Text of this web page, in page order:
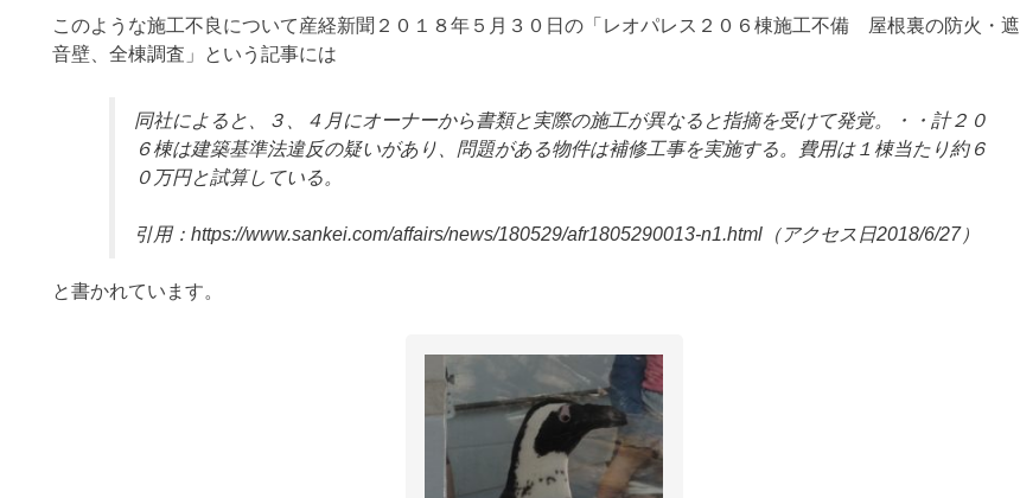
このような施工不良について産経新聞２０１８年５月３０日の「レオパレス２０６棟施工不備 屋根裏の防火・遮
音壁、全棟調査」という記事には
同社によると、３、４月にオーナーから書類と実際の施工が異なると指摘を受けて発覚。・・計２０
６棟は建築基準法違反の疑いがあり、問題がある物件は補修工事を実施する。費用は１棟当たり約６
０万円と試算している。
引用：https://www.sankei.com/affairs/news/180529/afr1805290013-n1.html（アクセス日2018/6/27）
と書かれています。